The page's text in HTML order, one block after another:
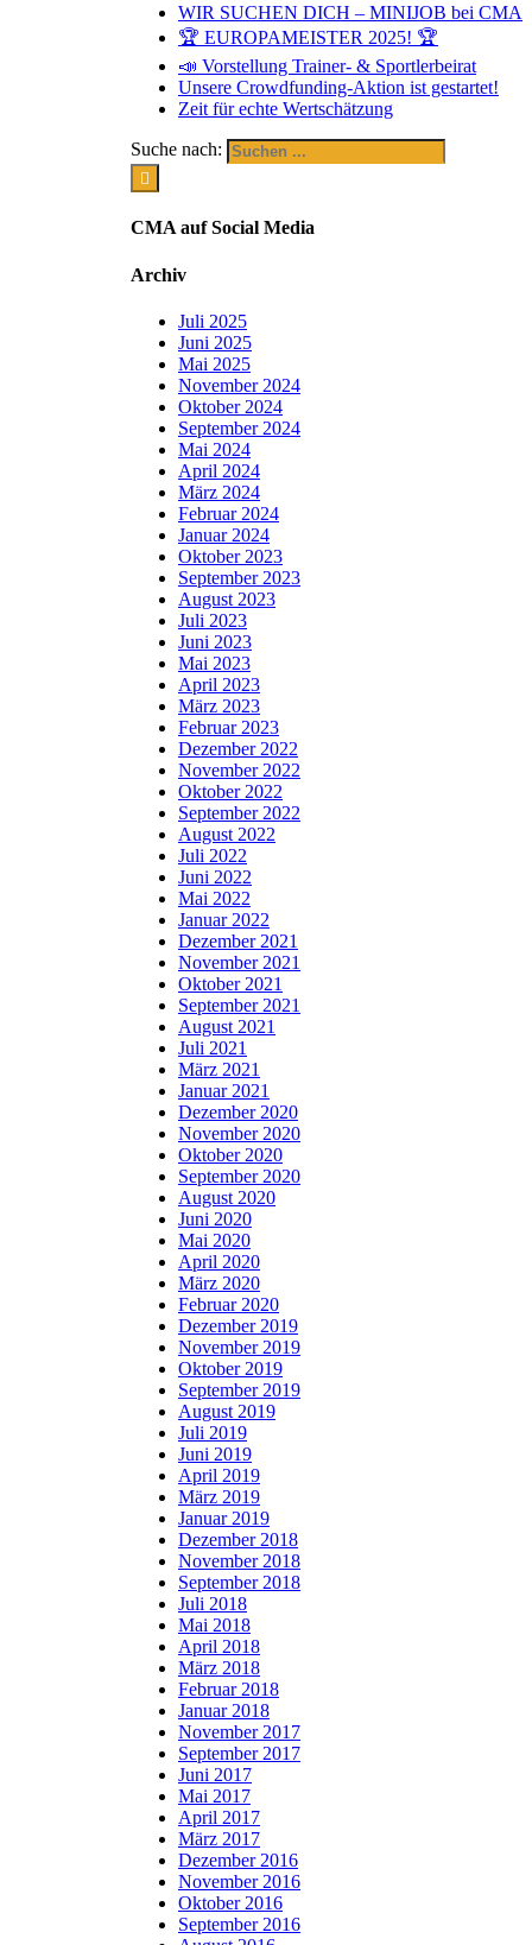
WIR SUCHEN DICH – MINIJOB bei CMA
🏆 EUROPAMEISTER 2025! 🏆
📣 Vorstellung Trainer- & Sportlerbeirat
Unsere Crowdfunding-Aktion ist gestartet!
Zeit für echte Wertschätzung
Suche nach:
CMA auf Social Media
Archiv
Juli 2025
Juni 2025
Mai 2025
November 2024
Oktober 2024
September 2024
Mai 2024
April 2024
März 2024
Februar 2024
Januar 2024
Oktober 2023
September 2023
August 2023
Juli 2023
Juni 2023
Mai 2023
April 2023
März 2023
Februar 2023
Dezember 2022
November 2022
Oktober 2022
September 2022
August 2022
Juli 2022
Juni 2022
Mai 2022
Januar 2022
Dezember 2021
November 2021
Oktober 2021
September 2021
August 2021
Juli 2021
März 2021
Januar 2021
Dezember 2020
November 2020
Oktober 2020
September 2020
August 2020
Juni 2020
Mai 2020
April 2020
März 2020
Februar 2020
Dezember 2019
November 2019
Oktober 2019
September 2019
August 2019
Juli 2019
Juni 2019
April 2019
März 2019
Januar 2019
Dezember 2018
November 2018
September 2018
Juli 2018
Mai 2018
April 2018
März 2018
Februar 2018
Januar 2018
November 2017
September 2017
Juni 2017
Mai 2017
April 2017
März 2017
Dezember 2016
November 2016
Oktober 2016
September 2016